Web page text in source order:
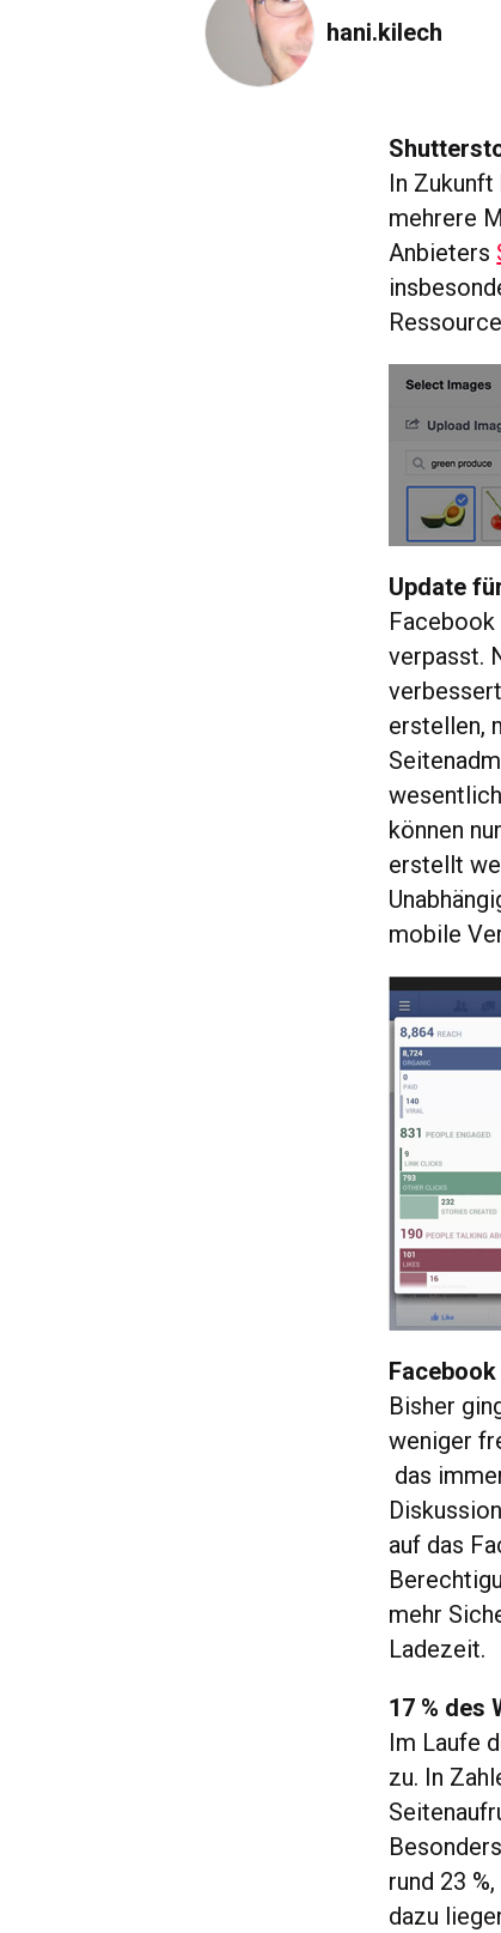
hani.kilech
In
mehrere
Anbieters
Update
Facebook
verpasst.
erstellen,
können
erstellt
mobile
Bisher
weniger
das
auf das
mehr
Ladezeit.
17 % des
Im Laufe
zu. In
rund 23
dazu